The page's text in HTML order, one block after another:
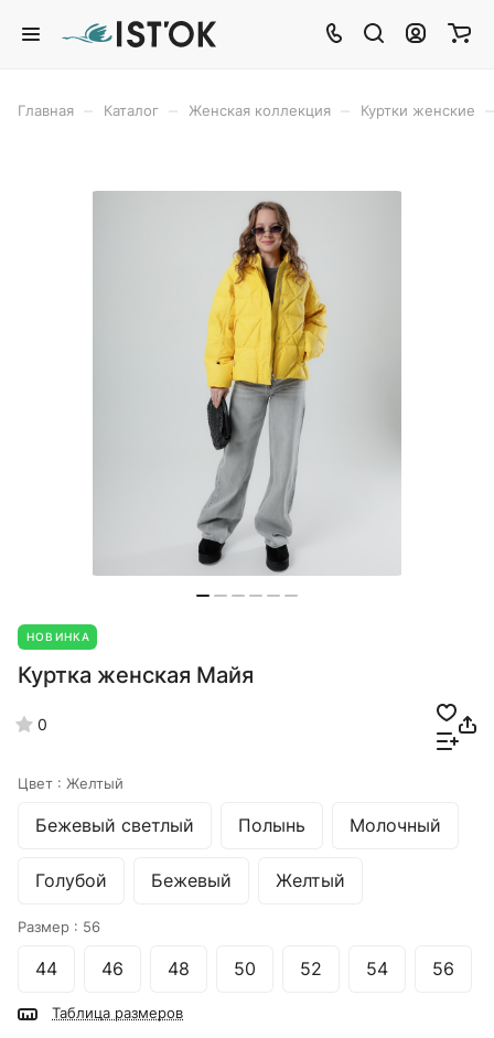
Главная Каталог Женская коллекция Куртки женские
НОВИНКА
Куртка женская Майя
0
Цвет : Желтый
Бежевый светлый Полынь Молочный
Голубой Бежевый Желтый
Размер : 56
44 46 48 50 52 54 56
Таблица размеров